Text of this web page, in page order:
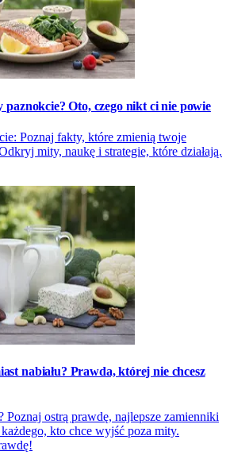
paznokcie? Oto, czego nikt ci nie powie
Poznaj fakty, które zmienią twoje
mity, naukę i strategie, które działają.
nabiału? Prawda, której nie chcesz
Poznaj ostrą prawdę, najlepsze zamienniki
kto chce wyjść poza mity.